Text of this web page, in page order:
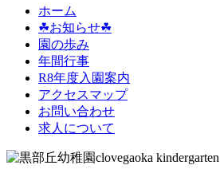
ホーム
☘お知らせ☘
園の歩み
年間行事
R8年度入園案内
アクセスマップ
お問い合わせ
求人について